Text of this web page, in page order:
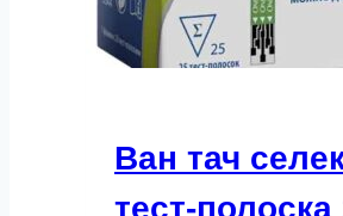
Ван тач
тест-полоска